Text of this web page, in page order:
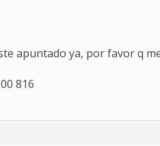
apuntado ya, por favor q
816